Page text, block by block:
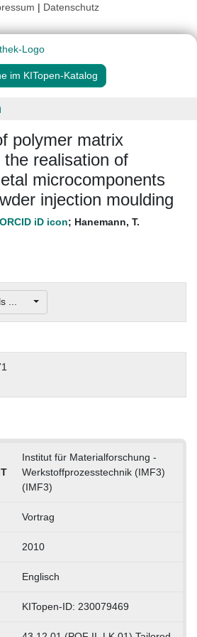
| Datenschutz
im KITopen-Katalog
polymer matrix
realisation of
microcomponents
injection moulding
; Hanemann, T.
...
Institut für Materialforschung -
Werkstoffprozesstechnik (IMF3)
(IMF3)
Vortrag
2010
Englisch
KITopen-ID: 230079469